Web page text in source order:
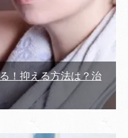
！抑える方法は？治